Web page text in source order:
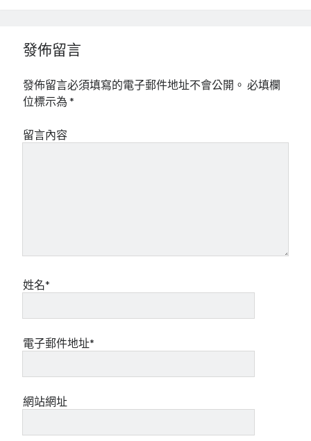
發佈留言
發佈留言必須填寫的電子郵件地址不會公開。 必填欄
位標示為*
留言內容
姓名*
電子郵件地址*
網站網址